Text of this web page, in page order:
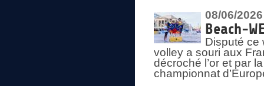
08/06/2026
Beach-
Disputé ce
volley a souri aux
décroché l’or et par
championnat